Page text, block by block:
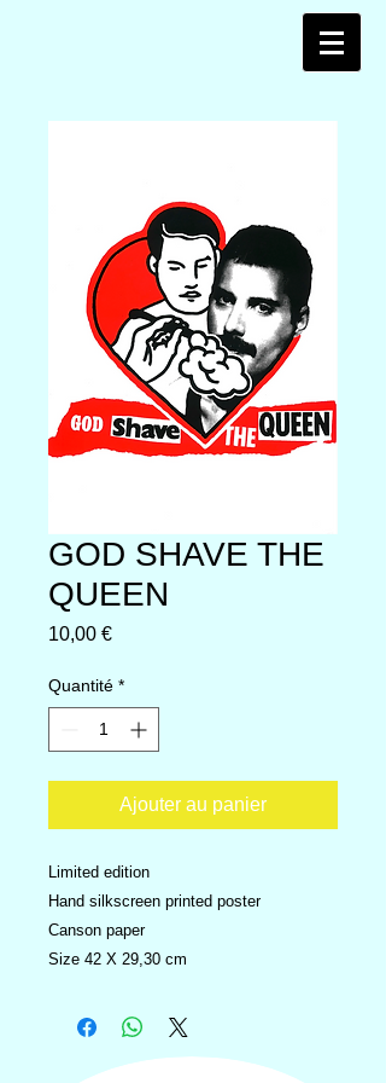
GOD SHAVE THE
QUEEN
10,00 €Prix
Quantité *
Ajouter au panier
Limited edition
Hand silkscreen printed poster
Canson paper
Size 42 X 29,30 cm